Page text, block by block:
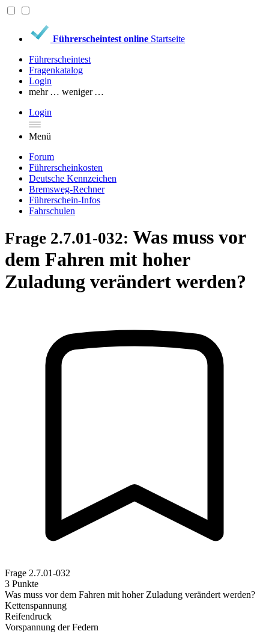
Führerscheintest online Startseite
Führerscheintest
Fragenkatalog
Login
mehr … weniger …
Login
Menü
Forum
Führerscheinkosten
Deutsche Kennzeichen
Bremsweg-Rechner
Führerschein-Infos
Fahrschulen
Frage 2.7.01-032: Was muss vor
dem Fahren mit hoher
Zuladung verändert werden?
Frage 2.7.01-032
3 Punkte
Was muss vor dem Fahren mit hoher Zuladung verändert werden?
Kettenspannung
Reifendruck
Vorspannung der Federn